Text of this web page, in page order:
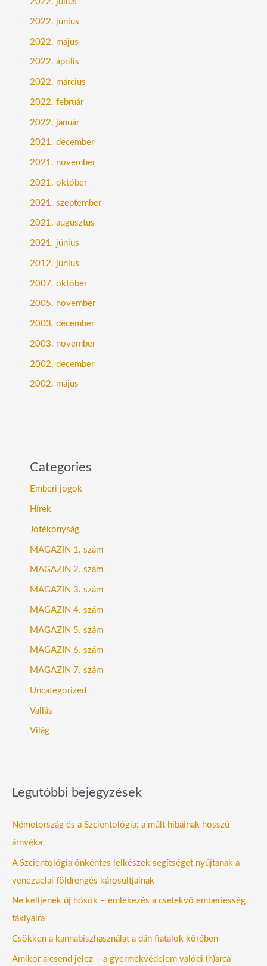
2022. június
2022. május
2022. április
2022. március
2022. február
2022. január
2021. december
2021. november
2021. október
2021. szeptember
2021. augusztus
2021. június
2012. június
2007. október
2005. november
2003. december
2003. november
2002. december
2002. május
Categories
Emberi jogok
Hírek
Jótékonyság
MAGAZIN 1. szám
MAGAZIN 2. szám
MAGAZIN 3. szám
MAGAZIN 4. szám
MAGAZIN 5. szám
MAGAZIN 6. szám
MAGAZIN 7. szám
Uncategorized
Vallás
Világ
Legutóbbi bejegyzések
Németország és a Szcientológia: a múlt hibáinak hosszú
árnyéka
A Szcientológia önkéntes lelkészek segítséget nyújtanak a
venezuelai földrengés károsultjainak
Ne kelljenek új hősök – emlékezés a cselekvő emberiesség
fáklyáira
Csökken a kannabiszhasználat a dán fiatalok körében
Amikor a csend jelez – a gyermekvédelem valódi (h)arca